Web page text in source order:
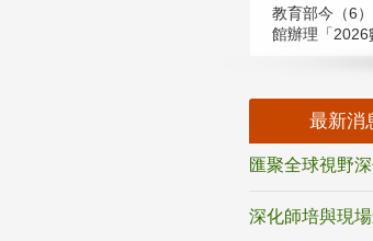
教育部今（6
館辦理「2026
最新消
匯聚全球視野
深化師培與現